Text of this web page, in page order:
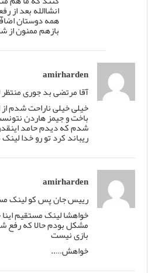
انشاالله بعد از
همه دوستان
بازهم ممنون از
amirharden
آقا مرتضی بد جوری
خیلی خیلی ناراحت شدم
باخت و جیمز هاردن
شدم که دیدم حامد
ریباند کرد تو رو خدا
amirharden
رییس جان پس کو لینک
خواهشا لینک مستقیم
مشکل بودم حالا که رفع
بازی نیست
خواهش…..